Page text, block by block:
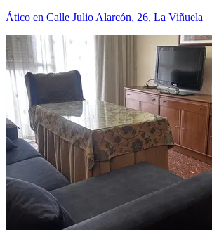
Ático en Calle Julio Alarcón, 26, La Viñuela